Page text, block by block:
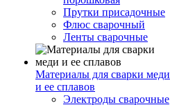
Прутки присадочные
Флюс сварочный
Ленты сварочные
Материалы для сварки меди
и ее сплавов
Электроды сварочные